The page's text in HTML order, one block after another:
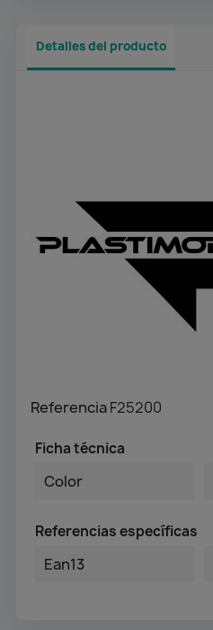
Detalles del producto
ReferenciaF25200
Ficha técnica
Color
Referencias específicas
Ean13